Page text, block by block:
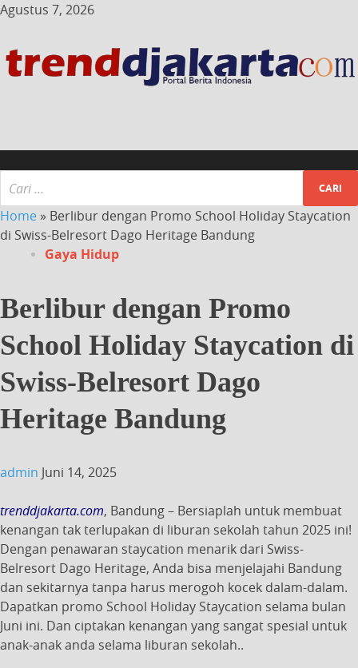
Agustus 7, 2026
Home » Berlibur dengan Promo School Holiday Staycation
di Swiss-Belresort Dago Heritage Bandung
Gaya Hidup
Berlibur dengan Promo
School Holiday Staycation di
Swiss-Belresort Dago
Heritage Bandung
admin Juni 14, 2025
trenddjakarta.com, Bandung – Bersiaplah untuk membuat
kenangan tak terlupakan di liburan sekolah tahun 2025 ini!
Dengan penawaran staycation menarik dari Swiss-
Belresort Dago Heritage, Anda bisa menjelajahi Bandung
dan sekitarnya tanpa harus merogoh kocek dalam-dalam.
Dapatkan promo School Holiday Staycation selama bulan
Juni ini. Dan ciptakan kenangan yang sangat spesial untuk
anak-anak anda selama liburan sekolah..